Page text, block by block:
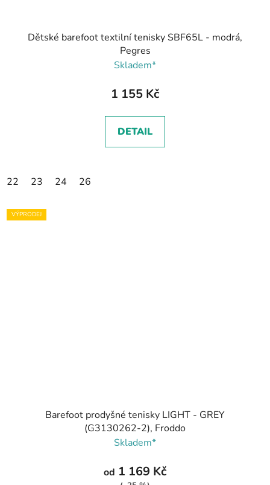
Dětské barefoot textilní tenisky SBF65L - modrá,
Pegres
Skladem*
1 155 Kč
DETAIL
22 23 24 26
VÝPRODEJ
Barefoot prodyšné tenisky LIGHT - GREY
(G3130262-2), Froddo
Skladem*
od 1 169 Kč